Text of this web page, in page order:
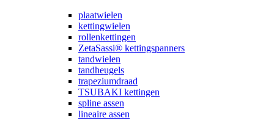
plaatwielen
kettingwielen
rollenkettingen
ZetaSassi® kettingspanners
tandwielen
tandheugels
trapeziumdraad
TSUBAKI kettingen
spline assen
lineaire assen